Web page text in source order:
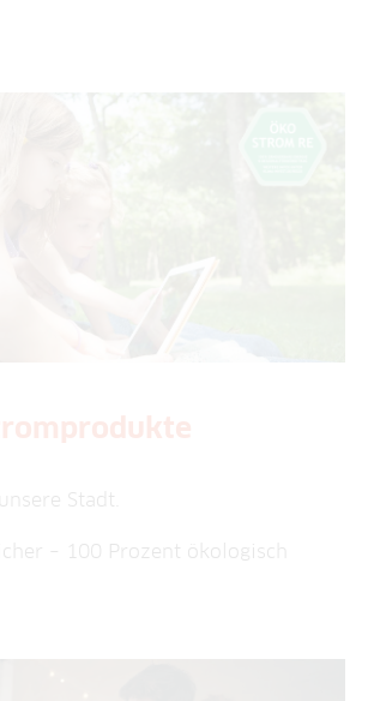
Stadt.
– 100 Prozent ökologisch